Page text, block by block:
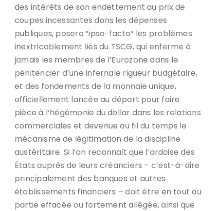
des intérêts de son endettement au prix de
coupes incessantes dans les dépenses
publiques, posera ”ipso-facto” les problèmes
inextricablement liés du TSCG, qui enferme à
jamais les membres de l’Eurozone dans le
pénitencier d’une infernale rigueur budgétaire,
et des fondements de la monnaie unique,
officiellement lancée au départ pour faire
pièce à l’hégémonie du dollar dans les relations
commerciales et devenue au fil du temps le
mécanisme de légitimation de la discipline
austéritaire. Si l’on reconnaît que l’ardoise des
États auprès de leurs créanciers – c’est-à-dire
principalement des banques et autres
établissements financiers – doit être en tout ou
partie effacée ou fortement allégée, ainsi que